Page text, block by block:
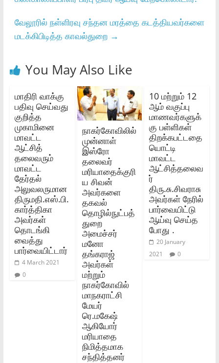
வேலூரில் நள்ளிரவு சந்தன மரத்தை கடத்தியவர்களை
மடக்கிபிடித்த காவல்துறை →
You May Also Like
மாதிரி வாக்கு
பதிவு செய்வது
குறித்த
முகாமினை
மாவட்ட
ஆட்சித்‌
தலைவரும்‌
மாவட்ட
தேர்தல்‌
அலுவலருமான
திருமதி.எஸ்‌.பி.
கார்த்திகா
அவர்கள்‌
தொடங்கி
வைத்து
பார்வையிட்டார்
4 March 2021
0
நாகர்கோவிலில்
முன்னாள்
இஸ்ரோ
தலைவர்
மரியாதைக்குரி
ய சிவன்
அவர்களை
தகவல்
தொழில்நுட்பத்
துறை
அமைச்சர்
மனோ
தங்கராஜ்
அவர்கள்
மற்றும்
நாகர்கோவில்
மாநகராட்சி
மேயர்
ரெ.மகேஷ்
ஆகியோர்
மரியாதை
நிமித்தமாக
சந்தித்தனர்
10 மற்றும்‌ 12
ஆம்‌ வகுப்பு
மாணவர்களுக்
கு பள்ளிகள்‌
திறக்கபட்டதை
யொட்டி
மாவட்ட
ஆட்சித்தலைவ
ர்‌
திரு.சு.சிவராசு
அவர்கள்‌ நேரில்‌
பார்வையிட்டு
ஆய்வு செய்த
போது .
20 January
2021
0